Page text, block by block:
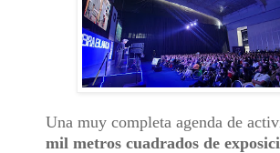
Una muy completa agenda de
mil metros cuadrados de